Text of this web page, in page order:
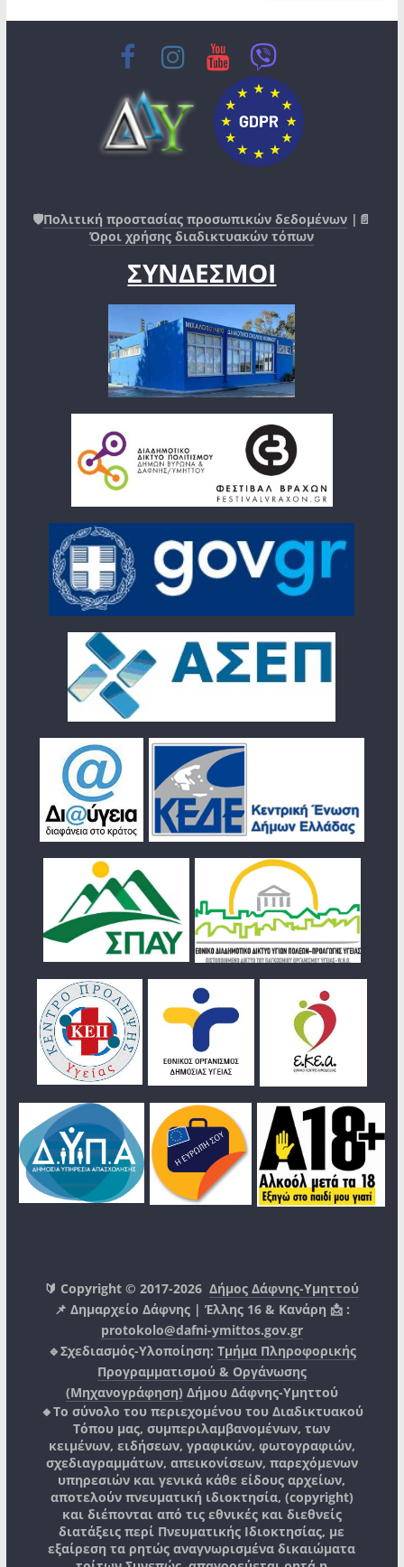
🛡️Πολιτική προστασίας προσωπικών δεδομένων |📄
Όροι χρήσης διαδικτυακών τόπων
ΣΥΝΔΕΣΜΟΙ
🔰 Copyright © 2017-2026Δήμος Δάφνης-Υμηττού
📌 Δημαρχείο Δάφνης | Έλλης 16 & Κανάρη 📩 :
protokolo@dafni-ymittos.gov.gr
🔹Σχεδιασμός-Υλοποίηση: Τμήμα Πληροφορικής
Προγραμματισμού & Οργάνωσης
(Μηχανογράφηση) Δήμου Δάφνης-Υμηττού
🔸Το σύνολο του περιεχομένου του Διαδικτυακού
Τόπου μας, συμπεριλαμβανομένων, των
κειμένων, ειδήσεων, γραφικών, φωτογραφιών,
σχεδιαγραμμάτων, απεικονίσεων, παρεχόμενων
υπηρεσιών και γενικά κάθε είδους αρχείων,
αποτελούν πνευματική ιδιοκτησία, (copyright)
και διέπονται από τις εθνικές και διεθνείς
διατάξεις περί Πνευματικής Ιδιοκτησίας, με
εξαίρεση τα ρητώς αναγνωρισμένα δικαιώματα